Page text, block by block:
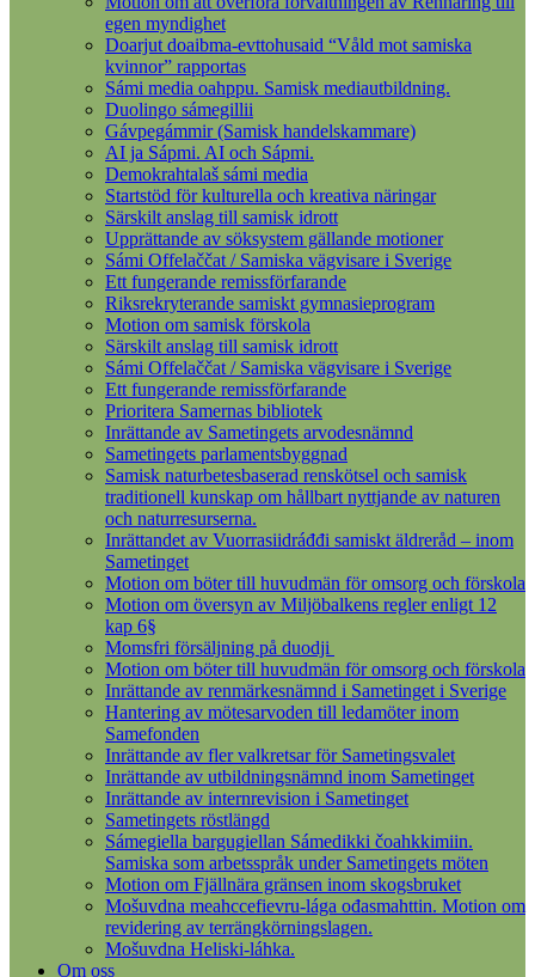
egen myndighet
Doarjut doaibma-evttohusaid “Våld mot samiska
kvinnor” rapportas
Sámi media oahppu. Samisk mediautbildning.
Duolingo sámegillii
Gávpegámmir (Samisk handelskammare)
AI ja Sápmi. AI och Sápmi.
Demokrahtalaš sámi media
Startstöd för kulturella och kreativa näringar
Särskilt anslag till samisk idrott
Upprättande av söksystem gällande motioner
Sámi Offelaččat / Samiska vägvisare i Sverige
Ett fungerande remissförfarande
Riksrekryterande samiskt gymnasieprogram
Motion om samisk förskola
Särskilt anslag till samisk idrott
Sámi Offelaččat / Samiska vägvisare i Sverige
Ett fungerande remissförfarande
Prioritera Samernas bibliotek
Inrättande av Sametingets arvodesnämnd
Sametingets parlamentsbyggnad
Samisk naturbetesbaserad renskötsel och samisk
traditionell kunskap om hållbart nyttjande av naturen
och naturresurserna.
Inrättandet av Vuorrasiidráđđi samiskt äldreråd – inom
Sametinget
Motion om böter till huvudmän för omsorg och förskola
Motion om översyn av Miljöbalkens regler enligt 12
kap 6§
Momsfri försäljning på duodji
Motion om böter till huvudmän för omsorg och förskola
Inrättande av renmärkesnämnd i Sametinget i Sverige
Hantering av mötesarvoden till ledamöter inom
Samefonden
Inrättande av fler valkretsar för Sametingsvalet
Inrättande av utbildningsnämnd inom Sametinget
Inrättande av internrevision i Sametinget
Sametingets röstlängd
Sámegiella bargugiellan Sámedikki čoahkkimiin.
Samiska som arbetsspråk under Sametingets möten
Motion om Fjällnära gränsen inom skogsbruket
Mošuvdna meahccefievru-lága ođasmahttin. Motion om
revidering av terrängkörningslagen.
Mošuvdna Heliski-láhka.
Om oss